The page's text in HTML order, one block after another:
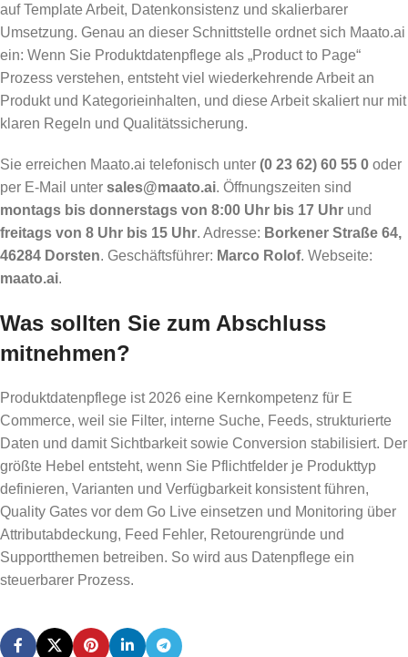
auf Template Arbeit, Datenkonsistenz und skalierbarer
Umsetzung. Genau an dieser Schnittstelle ordnet sich Maato.ai
ein: Wenn Sie Produktdatenpflege als „Product to Page“
Prozess verstehen, entsteht viel wiederkehrende Arbeit an
Produkt und Kategorieinhalten, und diese Arbeit skaliert nur mit
klaren Regeln und Qualitätssicherung.
Sie erreichen Maato.ai telefonisch unter (0 23 62) 60 55 0 oder
per E-Mail unter sales@maato.ai. Öffnungszeiten sind
montags bis donnerstags von 8:00 Uhr bis 17 Uhr und
freitags von 8 Uhr bis 15 Uhr. Adresse: Borkener Straße 64,
46284 Dorsten. Geschäftsführer: Marco Rolof. Webseite:
maato.ai.
Was sollten Sie zum Abschluss
mitnehmen?
Produktdatenpflege ist 2026 eine Kernkompetenz für E
Commerce, weil sie Filter, interne Suche, Feeds, strukturierte
Daten und damit Sichtbarkeit sowie Conversion stabilisiert. Der
größte Hebel entsteht, wenn Sie Pflichtfelder je Produkttyp
definieren, Varianten und Verfügbarkeit konsistent führen,
Quality Gates vor dem Go Live einsetzen und Monitoring über
Attributabdeckung, Feed Fehler, Retourengründe und
Supportthemen betreiben. So wird aus Datenpflege ein
steuerbarer Prozess.